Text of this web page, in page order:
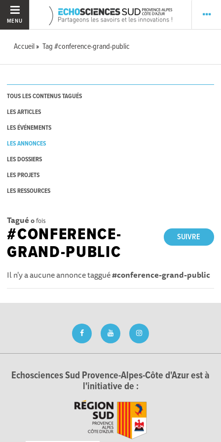
MENU
Accueil Tag #conference-grand-public
TOUS LES CONTENUS TAGUÉS
LES ARTICLES
LES ÉVÉNEMENTS
LES ANNONCES
LES DOSSIERS
LES PROJETS
LES RESSOURCES
Tagué 0fois
SUIVRE
#CONFERENCE-
GRAND-PUBLIC
Il n'y a aucune annonce taggué#conference-grand-public
Echosciences Sud Provence-Alpes-Côte d'Azur est à
l'initiative de :